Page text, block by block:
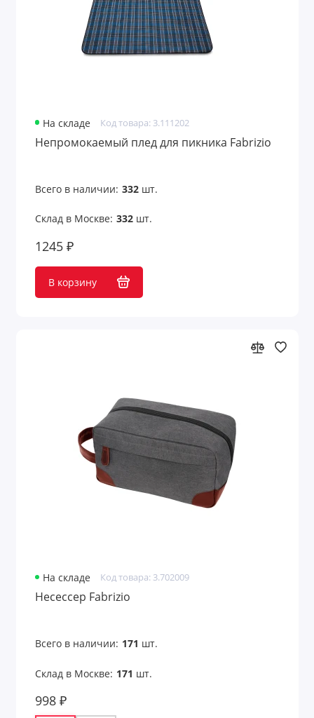
На складе Код товара: 3.111202
Непромокаемый плед для пикника Fabrizio
Всего в наличии: 332шт.
Склад в Москве: 332шт.
1245 ₽
В корзину
На складе Код товара: 3.702009
Несессер Fabrizio
Всего в наличии: 171 шт.
Склад в Москве: 171 шт.
998 ₽